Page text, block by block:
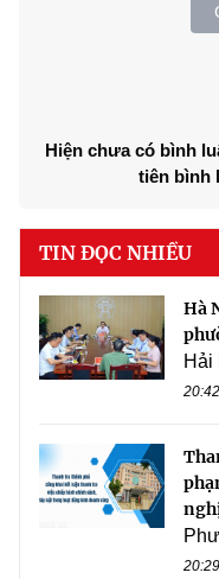
Hiện chưa có bình
tiên bình
TIN ĐỌC NHIỀU
Hà
Hải